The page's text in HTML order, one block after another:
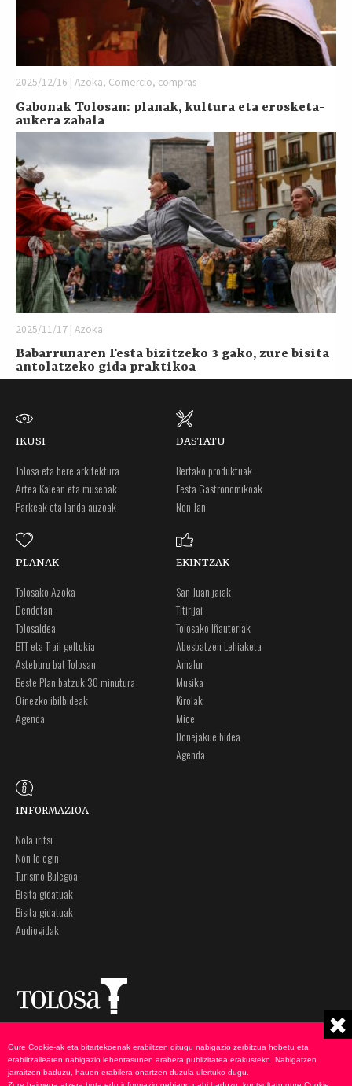
2025/12/16 | Azoka, Comercio, compras
Gabonak Tolosan: planak, kultura eta erosketa-
aukera zabala
2025/11/17 | Azoka
Babarrunaren Festa bizitzeko 3 gako, zure bisita
antolatzeko gida praktikoa
IKUSI
Tolosa eta bere arkitektura
Artea Kalean eta museoak
Parkeak eta landa auzoak
DASTATU
Bertako produktuak
Festa Gastronomikoak
Non Jan
PLANAK
Tolosako Azoka
Dendetan
Tolosaldea
BTT eta Trail geltokia
Asteburu bat Tolosan
Beste Plan batzuk 30 minutura
Oinezko ibilbideak
Agenda
EKINTZAK
San Juan jaiak
Titirijai
Tolosako Iñauteriak
Abesbatzen Lehiaketa
Amalur
Musika
Kirolak
Mice
Donejakue bidea
Agenda
INFORMAZIOA
Nola iritsi
Non lo egin
Turismo Bulegoa
Bisita gidatuak
Bisita gidatuak
Audiogidak
20400 Tolosa, Gipuzkoa
943 69 75 00
Pribatutasun politika
Cookie-en politika
Gure Cookie-ak eta bitartekoenak erabiltzen ditugu nabigazio zerbitzua hobetu eta
erabiltzailearen nabigazio lehentasunen arabera publizitatea erakusteko. Nabigatzen
jarraitzen baduzu, hauen erabilera onartzen duzula ulertuko dugu.